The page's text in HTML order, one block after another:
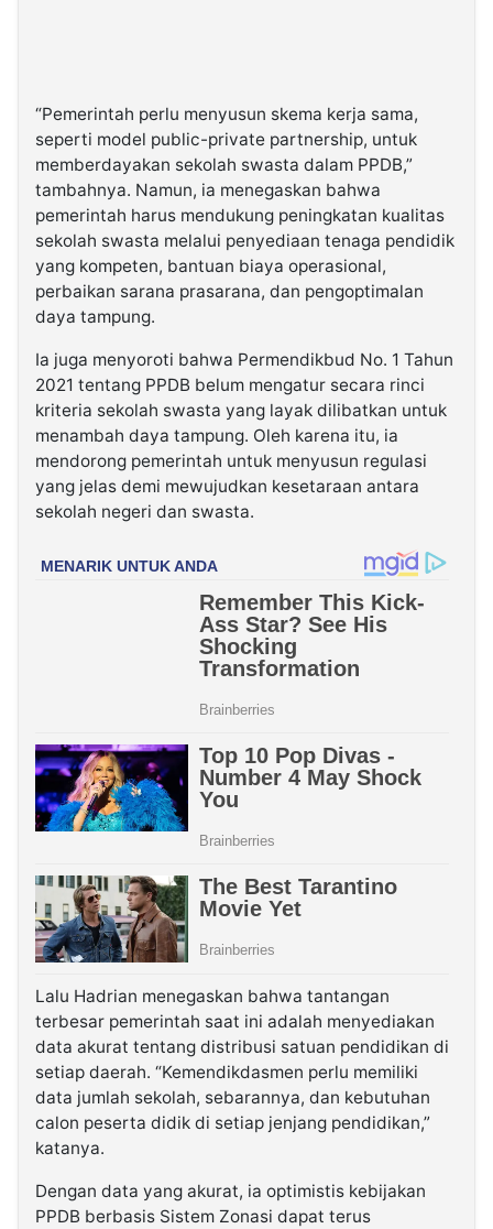
“Pemerintah perlu menyusun skema kerja sama,
seperti model public-private partnership, untuk
memberdayakan sekolah swasta dalam PPDB,”
tambahnya. Namun, ia menegaskan bahwa
pemerintah harus mendukung peningkatan kualitas
sekolah swasta melalui penyediaan tenaga pendidik
yang kompeten, bantuan biaya operasional,
perbaikan sarana prasarana, dan pengoptimalan
daya tampung.
Ia juga menyoroti bahwa Permendikbud No. 1 Tahun
2021 tentang PPDB belum mengatur secara rinci
kriteria sekolah swasta yang layak dilibatkan untuk
menambah daya tampung. Oleh karena itu, ia
mendorong pemerintah untuk menyusun regulasi
yang jelas demi mewujudkan kesetaraan antara
sekolah negeri dan swasta.
Lalu Hadrian menegaskan bahwa tantangan
terbesar pemerintah saat ini adalah menyediakan
data akurat tentang distribusi satuan pendidikan di
setiap daerah. “Kemendikdasmen perlu memiliki
data jumlah sekolah, sebarannya, dan kebutuhan
calon peserta didik di setiap jenjang pendidikan,”
katanya.
Dengan data yang akurat, ia optimistis kebijakan
PPDB berbasis Sistem Zonasi dapat terus